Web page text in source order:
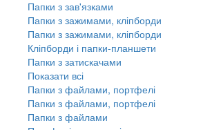
Папки з зав'язками
Папки з зажимами, кліпборди
Папки з зажимами, кліпборди
Кліпборди і папки-планшети
Папки з затискачами
Показати всі
Папки з файлами, портфелі
Папки з файлами, портфелі
Папки з файлами